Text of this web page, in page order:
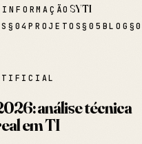
SYTI
§ 04PROJETOS§05 BLOG §
análise técnica
em TI